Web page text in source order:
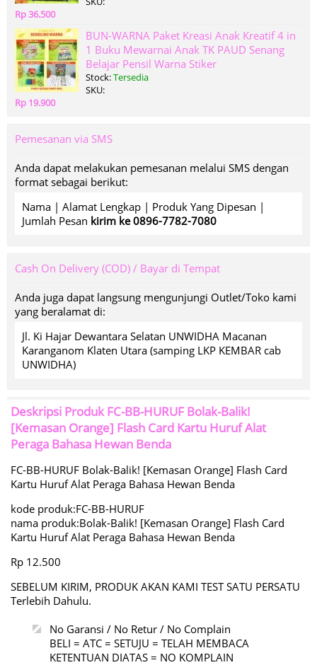
Rp 36.500
BUN-WARNA Paket Kreasi Anak Kreatif 4 in
1 Buku Mewarnai Anak TK PAUD Senang
Belajar Pensil Warna Stiker
Stock:Tersedia
SKU:
Rp 19.900
Pemesanan via SMS
Anda dapat melakukan pemesanan melalui SMS dengan
format sebagai berikut:
Nama | Alamat Lengkap | Produk Yang Dipesan |
Jumlah Pesan kirim ke 0896-7782-7080
Cash On Delivery (COD) / Bayar di Tempat
Anda juga dapat langsung mengunjungi Outlet/Toko kami
yang beralamat di:
Jl. Ki Hajar Dewantara Selatan UNWIDHA Macanan
Karanganom Klaten Utara (samping LKP KEMBAR cab
UNWIDHA)
Deskripsi ProdukFC-BB-HURUF Bolak-Balik!
[Kemasan Orange] Flash Card Kartu Huruf Alat
Peraga Bahasa Hewan Benda
FC-BB-HURUF Bolak-Balik! [Kemasan Orange] Flash Card
Kartu Huruf Alat Peraga Bahasa Hewan Benda
kode produk:FC-BB-HURUF
nama produk:Bolak-Balik! [Kemasan Orange] Flash Card
Kartu Huruf Alat Peraga Bahasa Hewan Benda
Rp 12.500
SEBELUM KIRIM, PRODUK AKAN KAMI TEST SATU PERSATU
Terlebih Dahulu.
No Garansi / No Retur / No Complain
BELI = ATC = SETUJU = TELAH MEMBACA
KETENTUAN DIATAS = NO KOMPLAIN